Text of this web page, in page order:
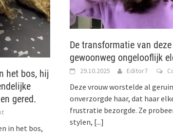
het bos, hij
gered.
in het bos,
De transformatie van
gewoonweg ongelooflijk
29.10.2025 Editor7
Deze vrouw worstelde al
onverzorgde haar, dat haar
frustratie bezorgde. Ze
stylen, [...]